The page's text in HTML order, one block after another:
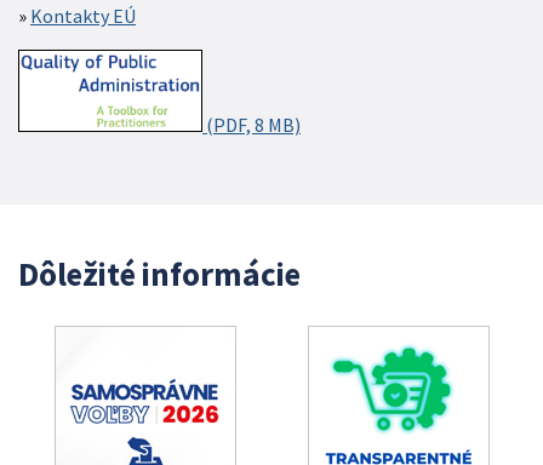
Kontakty EÚ
(PDF, 8 MB)
Dôležité informácie